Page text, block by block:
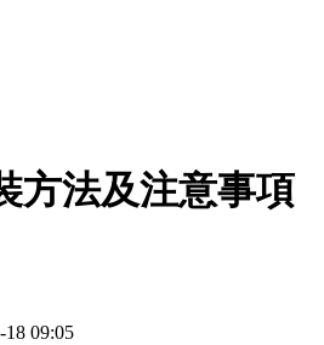
方法及注意事項
18 09:05